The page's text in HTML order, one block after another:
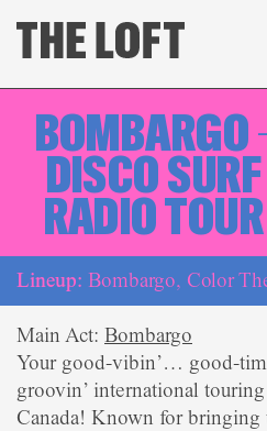
BOMBARGO
DISCO SURF
RADIO TOUR
Lineup: Bombargo, Color
Main Act: Bombargo
Your good-vibin’… good-
groovin’ international
Canada! Known for bringing